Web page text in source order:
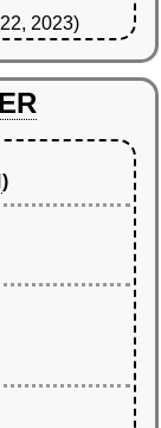
2023)
)